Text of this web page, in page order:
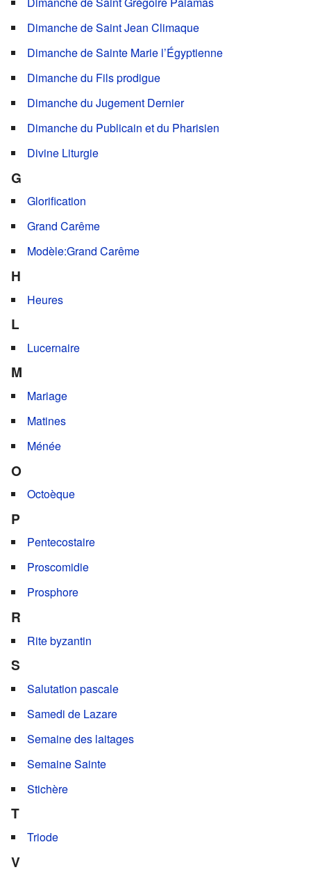
Dimanche de Saint Jean Climaque
Dimanche de Sainte Marie l’Égyptienne
Dimanche du Fils prodigue
Dimanche du Jugement Dernier
Dimanche du Publicain et du Pharisien
Divine Liturgie
G
Glorification
Grand Carême
Modèle:Grand Carême
H
Heures
L
Lucernaire
M
Mariage
Matines
Ménée
O
Octoèque
P
Pentecostaire
Proscomidie
Prosphore
R
Rite byzantin
S
Salutation pascale
Samedi de Lazare
Semaine des laitages
Semaine Sainte
Stichère
T
Triode
V